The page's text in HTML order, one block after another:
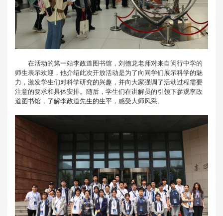
在活动的第一站李政道图书馆，刘德龙老师对来自闵行中学的
师生表示欢迎，他介绍此次开放活动是为了向同学们展示科学的魅
力，激发学生们对科学研究的兴趣，并向大家强调了活动过程需要
注意的要求和具体安排。随后，学生们在讲解员的引领下参观李政
道图书馆，了解李政道先生的生平，感受大师风采。